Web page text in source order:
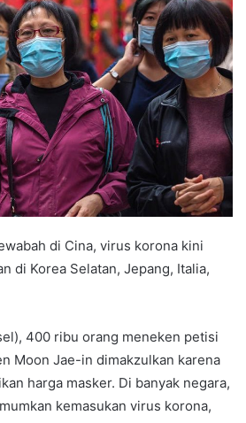
di Cina, virus korona kini
di Korea Selatan, Jepang, Italia,
400 ribu orang meneken petisi
Moon Jae-in dimakzulkan karena
harga masker. Di banyak negara,
kemasukan virus korona,